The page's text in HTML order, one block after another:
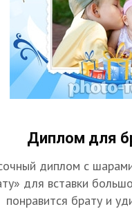
Диплом для
диплом с
для вставки
понравится брату и